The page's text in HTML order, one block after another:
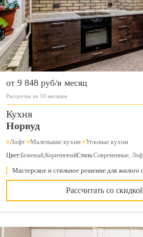
от 9 848 руб/в месяц
Рассрочка на 10 месяцев
Кухня
Норвуд
#Лофт #Маленькие кухни #Угловые кухни
Цвет:Бежевый,КоричневыйСтиль:Современные,
Мастерское и стильное решение для жилого
Рассчитать со